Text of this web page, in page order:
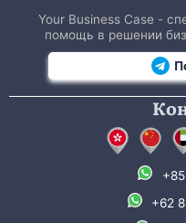
Your Business Case -
помощь в решении
+62